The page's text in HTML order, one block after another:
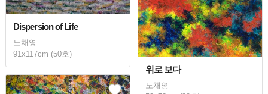
Dispersion of Life
노채영
91x117cm (50호)
위로 보다
노채영